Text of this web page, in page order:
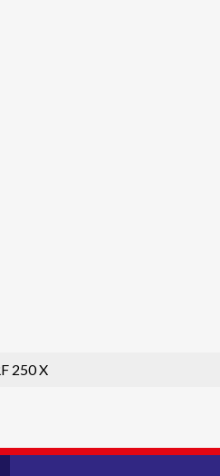
250 X